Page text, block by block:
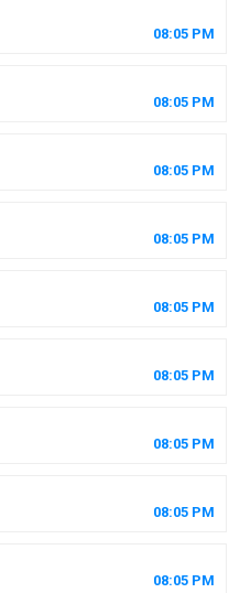
08:05 PM
08:05 PM
08:05 PM
08:05 PM
08:05 PM
08:05 PM
08:05 PM
08:05 PM
08:05 PM